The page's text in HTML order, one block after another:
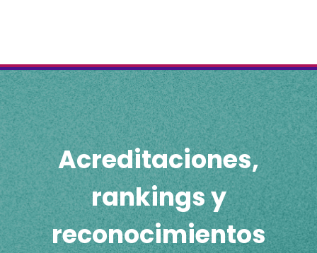
Acreditaciones,
rankings y
reconocimientos